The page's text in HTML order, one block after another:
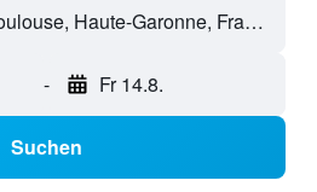
Fer à Cheval - Toulouse, Haute-Garonne, Frankreich
- Fr 14.8.
Suchen